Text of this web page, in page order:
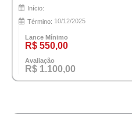
Início:
Término: 10/12/2025
Lance Mínimo
R$ 550,00
Avaliação
R$ 1.100,00